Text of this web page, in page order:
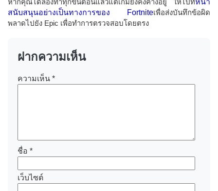
หากคุณได้ลองทำทุกขั้นตอนแล้วแต่เกมยังคงค้างอยู่ ให้ไปที่หน้า
สนับสนุนอย่างเป็นทางการของ Fortniteเพื่อส่งบันทึกข้อผิด
พลาดไปยัง Epic เพื่อทำการตรวจสอบโดยตรง
ฝากความเห็น
ความเห็น *
ชื่อ *
เว็บไซต์